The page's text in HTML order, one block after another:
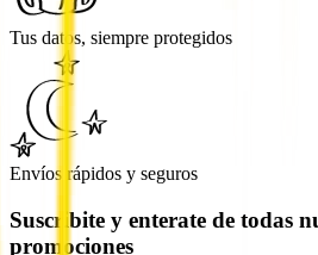
Tus datos, siempre protegidos
Envíos rápidos y seguros
Suscribite y enterate de todas
promociones